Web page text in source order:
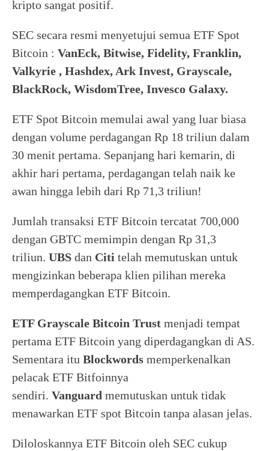
kripto sangat positif.
SEC secara resmi menyetujui semua ETF Spot
Bitcoin : VanEck, Bitwise, Fidelity, Franklin,
Valkyrie , Hashdex, Ark Invest, Grayscale,
BlackRock, WisdomTree, Invesco Galaxy.
ETF Spot Bitcoin memulai awal yang luar biasa
dengan volume perdagangan Rp 18 triliun dalam
30 menit pertama. Sepanjang hari kemarin, di
akhir hari pertama, perdagangan telah naik ke
awan hingga lebih dari Rp 71,3 triliun!
Jumlah transaksi ETF Bitcoin tercatat 700,000
dengan GBTC memimpin dengan Rp 31,3
triliun. UBS dan Citi telah memutuskan untuk
mengizinkan beberapa klien pilihan mereka
memperdagangkan ETF Bitcoin.
ETF Grayscale Bitcoin Trust menjadi tempat
pertama ETF Bitcoin yang diperdagangkan di AS.
Sementara itu Blockwords memperkenalkan
pelacak ETF Bitfoinnya
sendiri. Vanguard memutuskan untuk tidak
menawarkan ETF spot Bitcoin tanpa alasan jelas.
Diloloskannya ETF Bitcoin oleh SEC cukup